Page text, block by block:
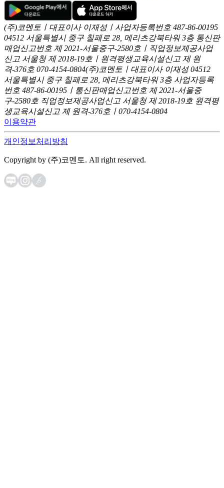
(주)코멘토ㅣ대표이사 이재성ㅣ사업자등록번호 487-86-00195
04512 서울특별시 중구 칠패로 28, 메리츠강북타워 3층 통신판
매업신고번호 제 2021-서울중구-2580호ㅣ직업정보제공사업
신고 서울청 제 2018-19호ㅣ원격평생교육시설신고 제 원
격-376호 070-4154-0804(주)코멘토ㅣ대표이사 이재성 04512
서울특별시 중구 칠패로 28, 메리츠강북타워 3층 사업자등록
번호 487-86-00195ㅣ통신판매업신고번호 제 2021-서울중
구-2580호 직업정보제공사업신고 서울청 제 2018-19호 원격평
생교육시설신고 제 원격-376호ㅣ070-4154-0804
이용약관
개인정보처리방침
Copyright by (주)코멘토. All right reserved.